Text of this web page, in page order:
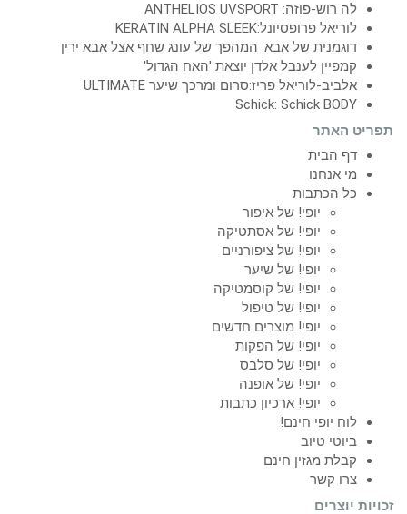
לה רוש-פוזה: ANTHELIOS UVSPORT
לוריאל פרופסיונל:KERATIN ALPHA SLEEK
דוגמנית של אבא: המהפך של עונג שחף אצל אבא ירין
קמפיין לענבל אלדן יוצאת 'האח הגדול'
אלביב-לוריאל פריז:סרום ומרכך שיער ULTIMATE
Schick: Schick BODY
תפריט האתר
דף הבית
מי אנחנו
כל הכתבות
יופי! של איפור
יופי! של אסתטיקה
יופי! של ציפורניים
יופי! של שיער
יופי! של קוסמטיקה
יופי! של טיפול
יופי! מוצרים חדשים
יופי! של הפקות
יופי! של סלבס
יופי! של אופנה
יופי! ארכיון כתבות
לוח יופי חינם!
ביוטי טיוב
קבלת מגזין חינם
צרו קשר
זכויות יוצרים